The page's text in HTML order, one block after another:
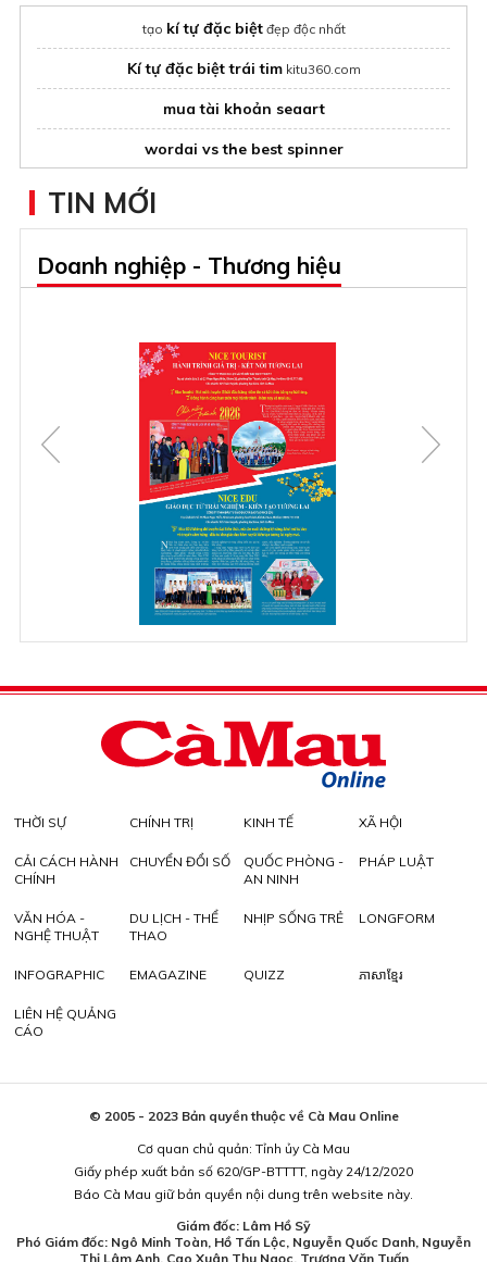
tạo kí tự đặc biệtđẹp độc nhất
Kí tự đặc biệt trái timkitu360.com
mua tài khoản seaart
wordai vs the best spinner
Mua sim dau so 0905 tai
https://zingproxy.com/
Muavps singapore giá rẻ
Thuê VPS InterDatahttps://interdata.vn/thue-vps/
TIN MỚI
Doanh nghiệp - Thương hiệu
THỜI SỰ CHÍNH TRỊ KINH TẾ XÃ HỘI
CẢI CÁCH HÀNH
CHÍNH
CHUYỂN ĐỔI SỐ
QUỐC PHÒNG -
AN NINH
PHÁP LUẬT
VĂN HÓA -
NGHỆ THUẬT
DU LỊCH - THỂ
THAO
NHỊP SỐNG TRẺ LONGFORM
INFOGRAPHIC EMAGAZINE QUIZZ ភាសាខ្មែរ
LIÊN HỆ QUẢNG
CÁO
© 2005 - 2023 Bản quyền thuộc về Cà Mau Online
Cơ quan chủ quản: Tỉnh ủy Cà Mau
Giấy phép xuất bản số 620/GP-BTTTT, ngày 24/12/2020
Báo Cà Mau giữ bản quyền nội dung trên website này.
Giám đốc: Lâm Hồ Sỹ
Phó Giám đốc: Ngô Minh Toàn, Hồ Tấn Lộc, Nguyễn Quốc Danh, Nguyễn
Thị Lâm Anh, Cao Xuân Thu Ngọc, Trương Văn Tuấn